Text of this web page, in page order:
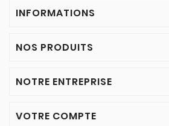
INFORMATIONS
NOS PRODUITS
NOTRE ENTREPRISE
VOTRE COMPTE